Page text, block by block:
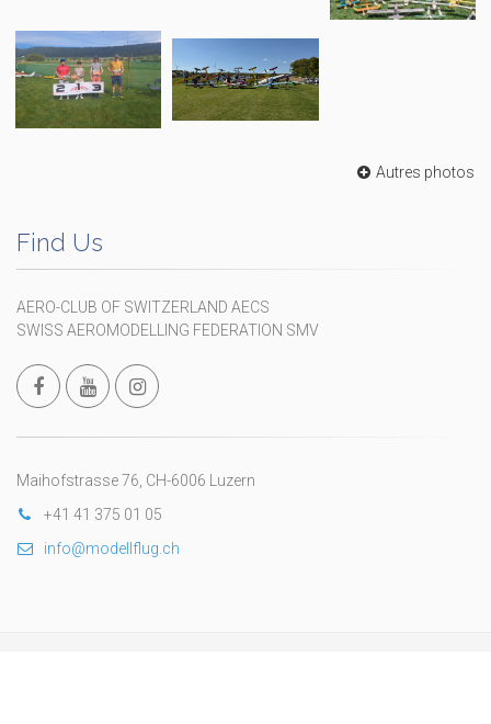
Autres photos
Find Us
AERO-CLUB OF SWITZERLAND AECS
SWISS AEROMODELLING FEDERATION SMV
Maihofstrasse 76, CH-6006 Luzern
+41 41 375 01 05
info@modellflug.ch